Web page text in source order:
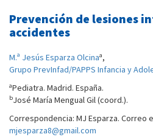
Prevención de lesiones
accidentes
M.ª Jesús Esparza Olcinaa,
Grupo PrevInfad/PAPPS Infancia y
aPediatra. Madrid. España.
bJosé María Mengual Gil (coord.).
Correspondencia: MJ Esparza. Correo
mjesparza8@gmail.com